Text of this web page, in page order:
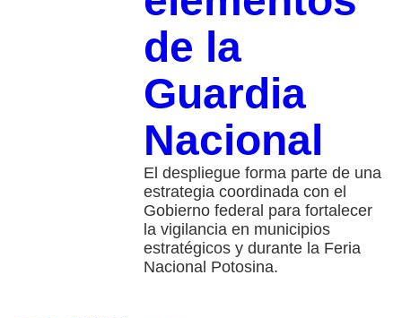
de la
Guardia
Nacional
El despliegue forma parte de una
estrategia coordinada con el
Gobierno federal para fortalecer
la vigilancia en municipios
estratégicos y durante la Feria
Nacional Potosina.